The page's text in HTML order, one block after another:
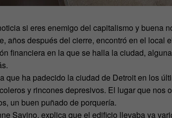
si eres enemigo del capitalismo y buena
años después del cierre, encontró en el local
financiera en la que se halla la ciudad,
que ha padecido la ciudad de Detroit en los
y rincones depresivos. El lugar que nos
un buen puñado de porquería.
Savino, explica que el edificio llevaba ya